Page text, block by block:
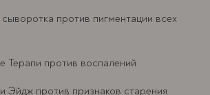
против пигментации всех
Терапи против воспалений
Эйдж против признаков старения